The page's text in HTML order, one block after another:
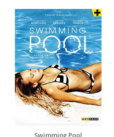
Swimming Pool